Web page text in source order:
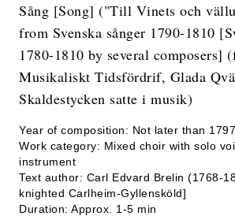
Sång [Song] ("Till Vinets och
from Svenska sånger 1790-1810
1780-1810 by several composers]
Musikaliskt Tidsfördrif, Glada
Skaldestycken satte i musik)
Year of composition: Not later than 1797
Work category: Mixed choir with solo
instrument
Text author: Carl Edvard Brelin (1768-
knighted Carlheim-Gyllensköld]
Duration: Approx. 1-5 min